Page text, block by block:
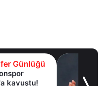
Günlüğü
kavuştu!